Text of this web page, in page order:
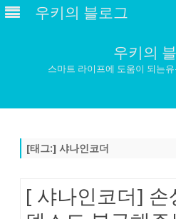
우키의 블로그
우키의
스마트 라이프에 도움이 되는
[태그:] 샤나인코더
[ 샤나인코더] 손